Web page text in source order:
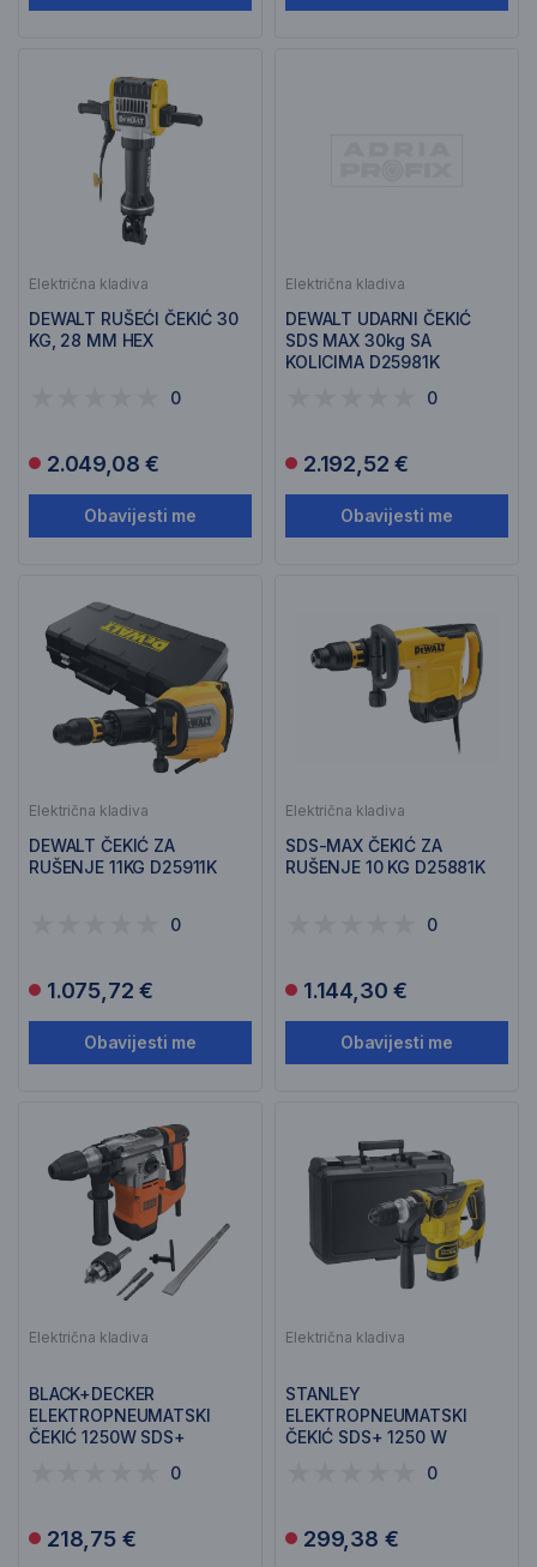
Električna kladiva
DEWALT RUŠEĆI ČEKIĆ 30
KG, 28 MM HEX
0
2.049,08 €
Obavijesti me
Električna kladiva
DEWALT UDARNI ČEKIĆ
SDS MAX 30kg SA
KOLICIMA D25981K
0
2.192,52 €
Obavijesti me
Električna kladiva
DEWALT ČEKIĆ ZA
RUŠENJE 11KG D25911K
0
1.075,72 €
Obavijesti me
Električna kladiva
SDS-MAX ČEKIĆ ZA
RUŠENJE 10 KG D25881K
0
1.144,30 €
Obavijesti me
Električna kladiva
BLACK+DECKER
ELEKTROPNEUMATSKI
ČEKIĆ 1250W SDS+
0
218,75 €
Električna kladiva
STANLEY
ELEKTROPNEUMATSKI
ČEKIĆ SDS+ 1250 W
0
299,38 €